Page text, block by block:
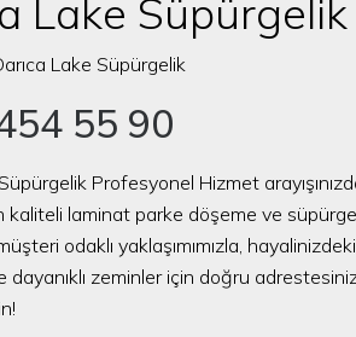
Lake
55 90
Profesyonel Hizmet
kaliteli laminat parke döşeme ve
odaklı yaklaşımımızla,
dayanıklı zeminler için doğru